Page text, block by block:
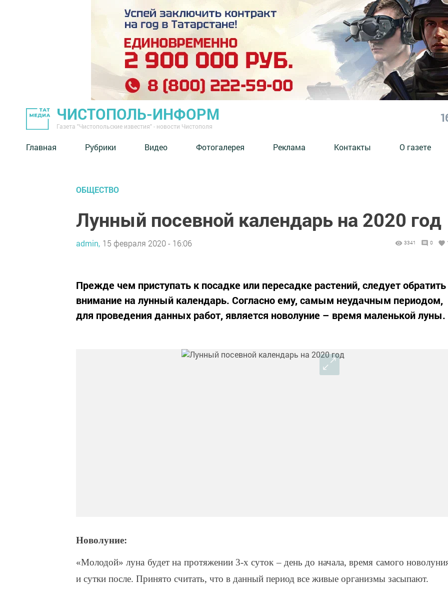
ЧИСТОПОЛЬ-ИНФОРМ
Газета "Чистопольские известия" - новости Чистополя
Главная Рубрики Видео Фотогалерея Реклама Контакты О газете
ОБЩЕСТВО
Лунный посевной календарь на 2020 год
admin, 15 февраля 2020 - 16:06 3341 0
Прежде чем приступать к посадке или пересадке растений, следует обратить
внимание на лунный календарь. Согласно ему, самым неудачным периодом,
для проведения данных работ, является новолуние – время маленькой луны.
Новолуние:
«Молодой» луна будет на протяжении 3-х суток – день до начала, время самого
и сутки после. Принято считать, что в данный период все живые организмы засыпают.